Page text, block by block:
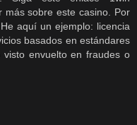
más sobre este casino. Por
aquí un ejemplo: licencia
basados en estándares
envuelto en fraudes o